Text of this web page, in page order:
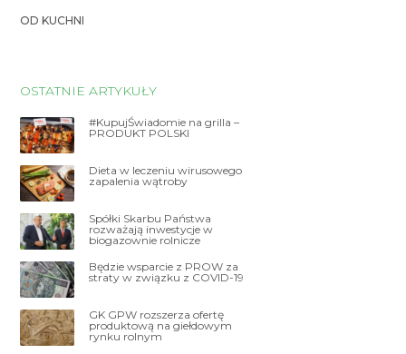
OD KUCHNI
OSTATNIE ARTYKUŁY
#KupujŚwiadomie na grilla –
PRODUKT POLSKI
Dieta w leczeniu wirusowego
zapalenia wątroby
Spółki Skarbu Państwa
rozważają inwestycje w
biogazownie rolnicze
Będzie wsparcie z PROW za
straty w związku z COVID-19
GK GPW rozszerza ofertę
produktową na giełdowym
rynku rolnym